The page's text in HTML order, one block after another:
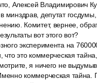
Алексей Владимирович
минздрав, депутат
Комитет, вернее,
вот этого вот?
эксперимента на
что это коммерческая
я ничего не
коммерческая тайна.